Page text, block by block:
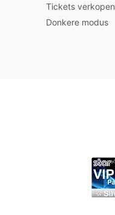
Tickets verkopen
Donkere modus